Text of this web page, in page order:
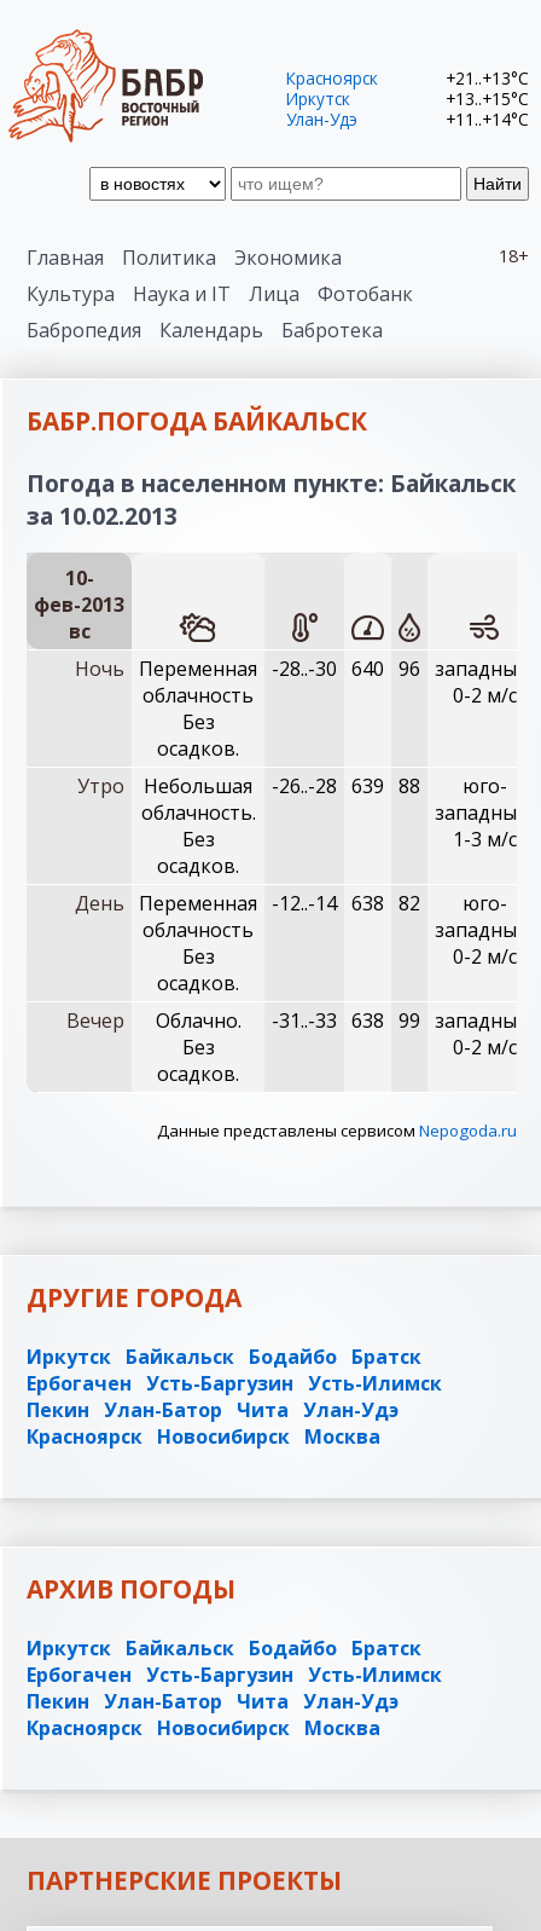
Найти
Красноярск
+21..+13°C
Иркутск
+13..+15°C
Улан-Удэ
+11..+14°C
18+
Главная Политика
Экономика
Культура
Наука и IT Лица
Фотобанк
Бабропедия
Календарь Бабротека
БАБР.ПОГОДА БАЙКАЛЬСК
Погода в населенном пункте: Байкальск
за 10.02.2013
10-
фев-2013
вc
Ночь
Переменная
облачность
Без
осадков.
-28..-30 640 96 западный,
0-2 м/с
Утро
Небольшая
облачность.
Без
осадков.
-26..-28 639 88
юго-
западный,
1-3 м/с
День
Переменная
облачность
Без
осадков.
-12..-14 638 82
юго-
западный,
0-2 м/с
Вечер
Облачно.
Без
осадков.
-31..-33 638 99 западный,
0-2 м/с
Данные представлены сервисом Nepogoda.ru
ДРУГИЕ ГОРОДА
Иркутск Байкальск Бодайбо Братск
Ербогачен Усть-Баргузин Усть-Илимск
Пекин Улан-Батор Чита Улан-Удэ
Красноярск Новосибирск Москва
АРХИВ ПОГОДЫ
Иркутск Байкальск Бодайбо Братск
Ербогачен Усть-Баргузин Усть-Илимск
Пекин Улан-Батор Чита Улан-Удэ
Красноярск Новосибирск Москва
ПАРТНЕРСКИЕ ПРОЕКТЫ